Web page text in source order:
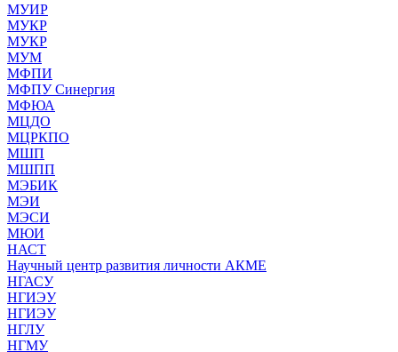
МУИР
МУКР
МУКР
МУМ
МФПИ
МФПУ Синергия
МФЮА
МЦДО
МЦРКПО
МШП
МШПП
МЭБИК
МЭИ
МЭСИ
МЮИ
НАСТ
Научный центр развития личности АКМЕ
НГАСУ
НГИЭУ
НГИЭУ
НГЛУ
НГМУ